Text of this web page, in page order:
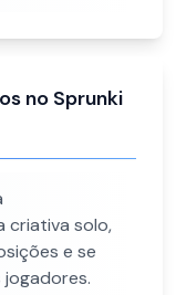
no Sprunki
criativa solo,
e se